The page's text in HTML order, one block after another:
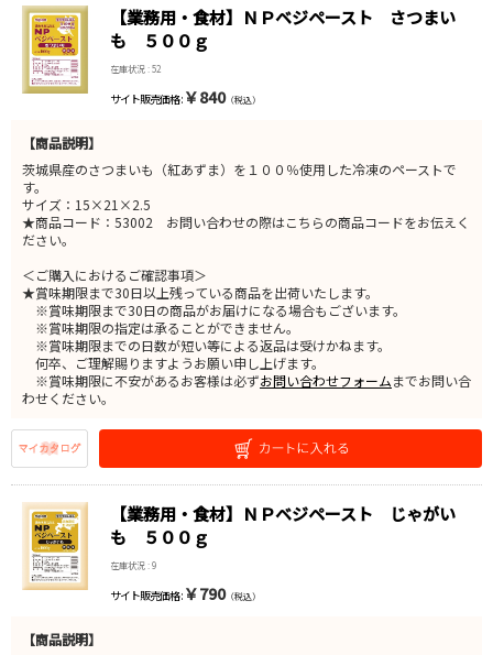
【業務用・食材】ＮＰベジペースト さつまい
も ５００ｇ
在庫状況 : 52
サイト販売価格 : ￥840（税込）
【商品説明】
茨城県産のさつまいも（紅あずま）を１００％使用した冷凍のペーストで
す。
サイズ：15×21×2.5
★商品コード：53002 お問い合わせの際はこちらの商品コードをお伝えく
ださい。
＜ご購入におけるご確認事項＞
★賞味期限まで30日以上残っている商品を出荷いたします。
※賞味期限まで30日の商品がお届けになる場合もございます。
※賞味期限の指定は承ることができません。
※賞味期限までの日数が短い等による返品は受けかねます。
何卒、ご理解賜りますようお願い申し上げます。
※賞味期限に不安があるお客様は必ずお問い合わせフォームまでお問い合
わせください。
【業務用・食材】ＮＰベジペースト じゃがい
も ５００ｇ
在庫状況 : 9
サイト販売価格 : ￥790（税込）
【商品説明】